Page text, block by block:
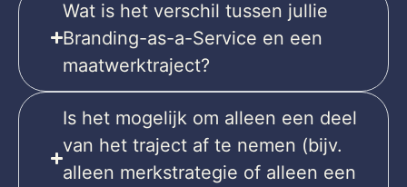
Wat is het verschil tussen jullie
Branding-as-a-Service en een
maatwerktraject?
Is het mogelijk om alleen een deel
van het traject af te nemen (bijv.
alleen merkstrategie of alleen een